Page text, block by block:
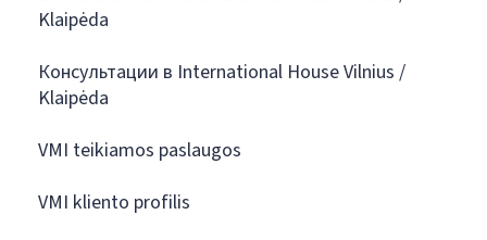
Klaipėda
Консультации в International House Vilnius /
Klaipėda
VMI teikiamos paslaugos
VMI kliento profilis